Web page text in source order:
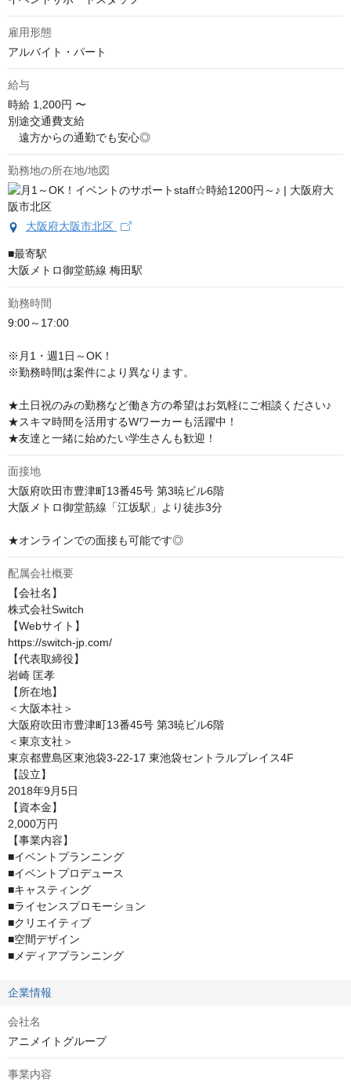
雇用形態
アルバイト・パート
給与
時給 1,200円 〜
別途交通費支給
遠方からの通勤でも安心◎
勤務地の所在地/地図
大阪府大阪市北区
■最寄駅
大阪メトロ御堂筋線 梅田駅
勤務時間
9:00～17:00
※月1・週1日～OK！
※勤務時間は案件により異なります。
★土日祝のみの勤務など働き方の希望はお気軽にご相談ください♪
★スキマ時間を活用するWワーカーも活躍中！
★友達と一緒に始めたい学生さんも歓迎！
面接地
大阪府吹田市豊津町13番45号 第3暁ビル6階
大阪メトロ御堂筋線「江坂駅」より徒歩3分
★オンラインでの面接も可能です◎
配属会社概要
【会社名】
株式会社Switch
【Webサイト】
https://switch-jp.com/
【代表取締役】
岩崎 匡孝
【所在地】
＜大阪本社＞
大阪府吹田市豊津町13番45号 第3暁ビル6階
＜東京支社＞
東京都豊島区東池袋3-22-17 東池袋セントラルプレイス4F
【設立】
2018年9月5日
【資本金】
2,000万円
【事業内容】
■イベントプランニング
■イベントプロデュース
■キャスティング
■ライセンスプロモーション
■クリエイティブ
■空間デザイン
■メディアプランニング
企業情報
会社名
アニメイトグループ
事業内容